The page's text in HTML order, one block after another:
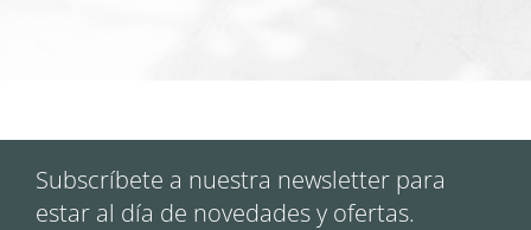
Subscríbete a nuestra newsletter para
estar al día de novedades y ofertas.